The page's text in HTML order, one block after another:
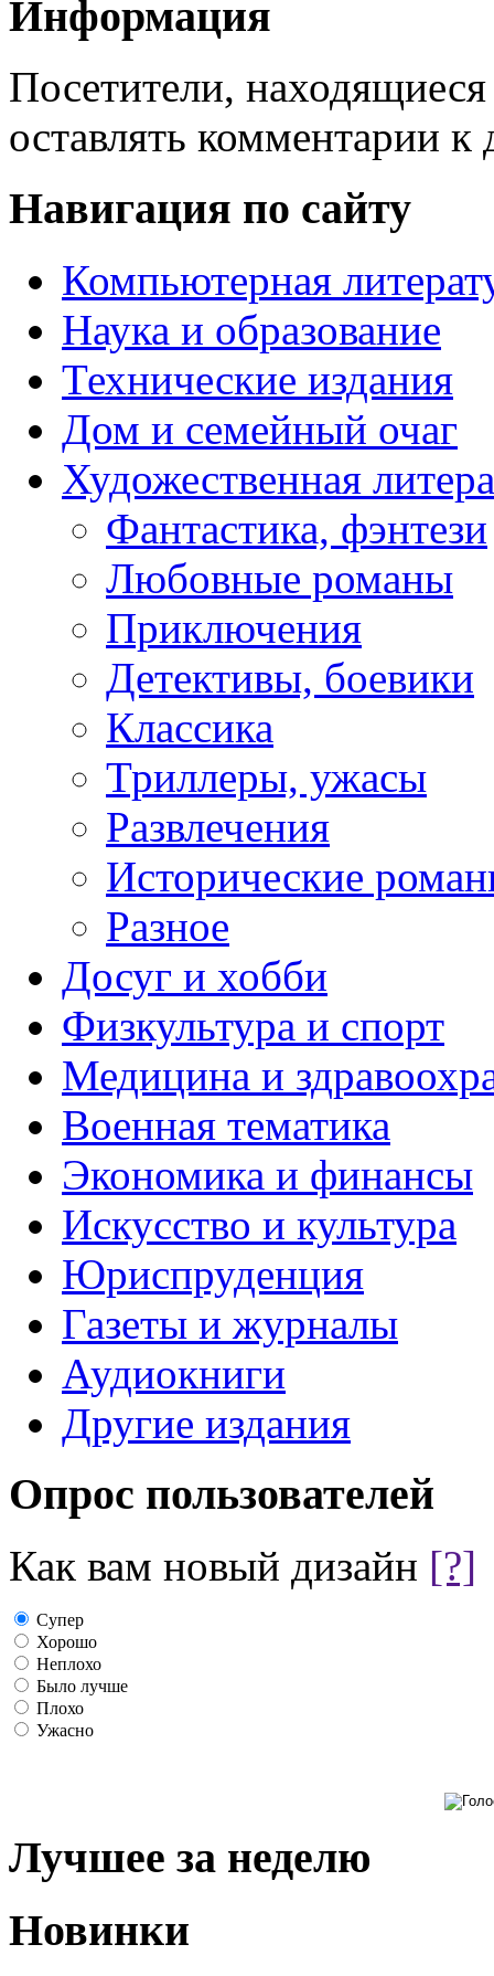
Информация
Посетители,
оставлять комментарии к
Навигация по сайту
Компьютерная
Наука и образование
Технические издания
Дом и семейный очаг
Художественная
Фантастика, фэнтези
Любовные романы
Приключения
Детективы, боевики
Классика
Триллеры, ужасы
Развлечения
Исторические
Разное
Досуг и хобби
Физкультура и спорт
Медицина и
Военная тематика
Экономика и финансы
Искусство и культура
Юриспруденция
Газеты и журналы
Аудиокниги
Другие издания
Опрос пользователей
Как вам новый дизайн [?]
Супер
Хорошо
Неплохо
Было лучше
Плохо
Ужасно
Лучшее за неделю
Новинки